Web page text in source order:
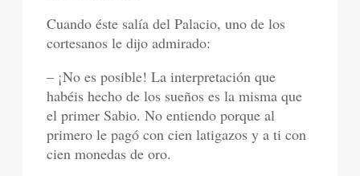
Cuando éste salía del Palacio, uno de los
cortesanos le dijo admirado:
– ¡No es posible! La interpretación que
habéis hecho de los sueños es la misma que
el primer Sabio. No entiendo porque al
primero le pagó con cien latigazos y a ti con
cien monedas de oro.